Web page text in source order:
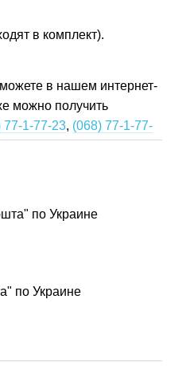
в комплект).
в нашем интернет-
можно получить
77-1-77-23, (068) 77-1-77-
по Украине
по Украине